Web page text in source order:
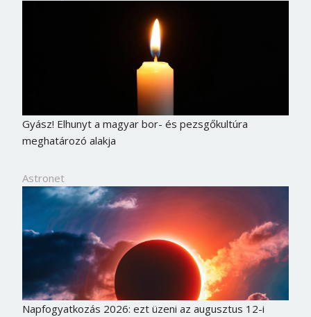
Gyász! Elhunyt a magyar bor- és pezsgőkultúra
meghatározó alakja
Astronet
Napfogyatkozás 2026: ezt üzeni az augusztus 12-i